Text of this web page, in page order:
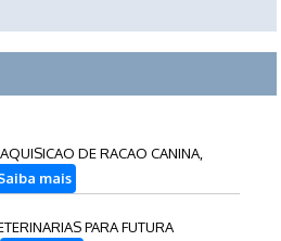
DE RACAO CANINA,
mais
PARA FUTURA